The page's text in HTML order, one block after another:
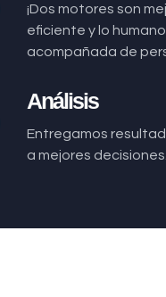
¡Dos motores son
eficiente y lo
acompañada de
Análisis
Entregamos
a mejores decisiones.